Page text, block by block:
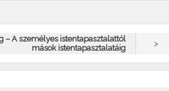
– A személyes istentapasztalattól
mások istentapasztalatáig
>